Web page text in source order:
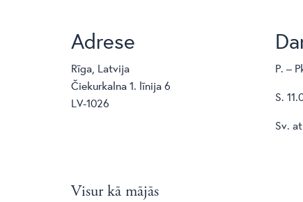
Adrese
Rīga, Latvija
Čiekurkalna 1. līnija 6
LV-1026
P. –
S.
Sv.
Visur kā mājās